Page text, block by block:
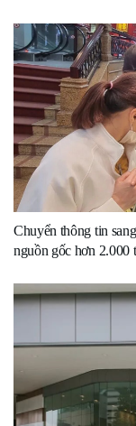
Chuyển thông tin
nguồn gốc hơn 2.000